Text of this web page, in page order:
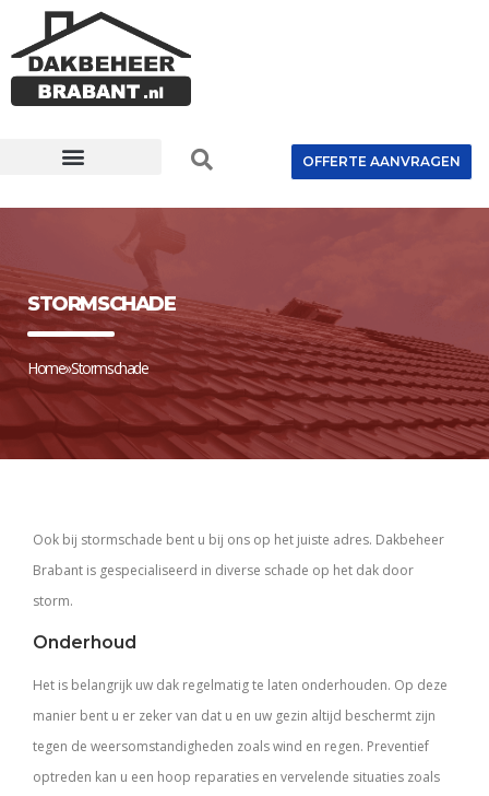
OFFERTE AANVRAGEN
STORMSCHADE
Home»Stormschade
Ook bij stormschade bent u bij ons op het juiste adres. Dakbeheer
Brabant is gespecialiseerd in diverse schade op het dak door
storm.
Onderhoud
Het is belangrijk uw dak regelmatig te laten onderhouden. Op deze
manier bent u er zeker van dat u en uw gezin altijd beschermt zijn
tegen de weersomstandigheden zoals wind en regen. Preventief
optreden kan u een hoop reparaties en vervelende situaties zoals